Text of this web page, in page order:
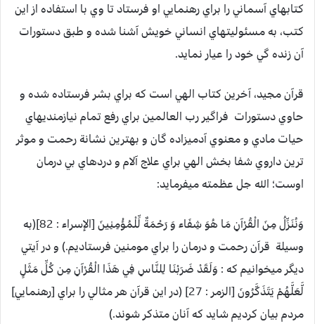
كتابهاي آسماني را براي رهنمايي او فرستاد تا وي با استفاده از اين
كتب، به مسئوليتهاي انساني خويش آشنا شده و طبق دستورات
آن زنده گي خود را عيار نمايد.
قرآن مجيد، آخرين كتاب الهي است كه براي بشر فرستاده شده و
حاوي دستورات فراگير رب العالمين براي رفع تمام نيازمنديهاي
حيات مادي و معنوي آدميزاده گان و بهترين نشانة رحمت و موثر
ترين داروي شفا بخش الهي براي علاج آلام و دردهاي بي درمان
اوست؛ الله جل عظمته ميفرمايد:
وَنُنَزِّلُ مِنَ الْقُرْآنِ مَا هُوَ شِفَاء وَ رَحْمَةٌ لِّلْمُؤْمِنِينَ [الإسراء : 82](به
وسيلة قرآن رحمت و درمان را براي مومنين فرستاديم.) و در آيتي
ديگر ميخوانيم كه : وَلَقَدْ ضَرَبْنَا لِلنَّاسِ فِي هَذَا الْقُرْآنِ مِن كُلِّ مَثَلٍ
لَّعَلَّهُمْ يَتَذَكَّرُونَ [الزمر : 27] (در اين قرآن هر مثالي را براي [رهنمايي]
مردم بيان كرديم شايد كه آنان متذكر شوند.)